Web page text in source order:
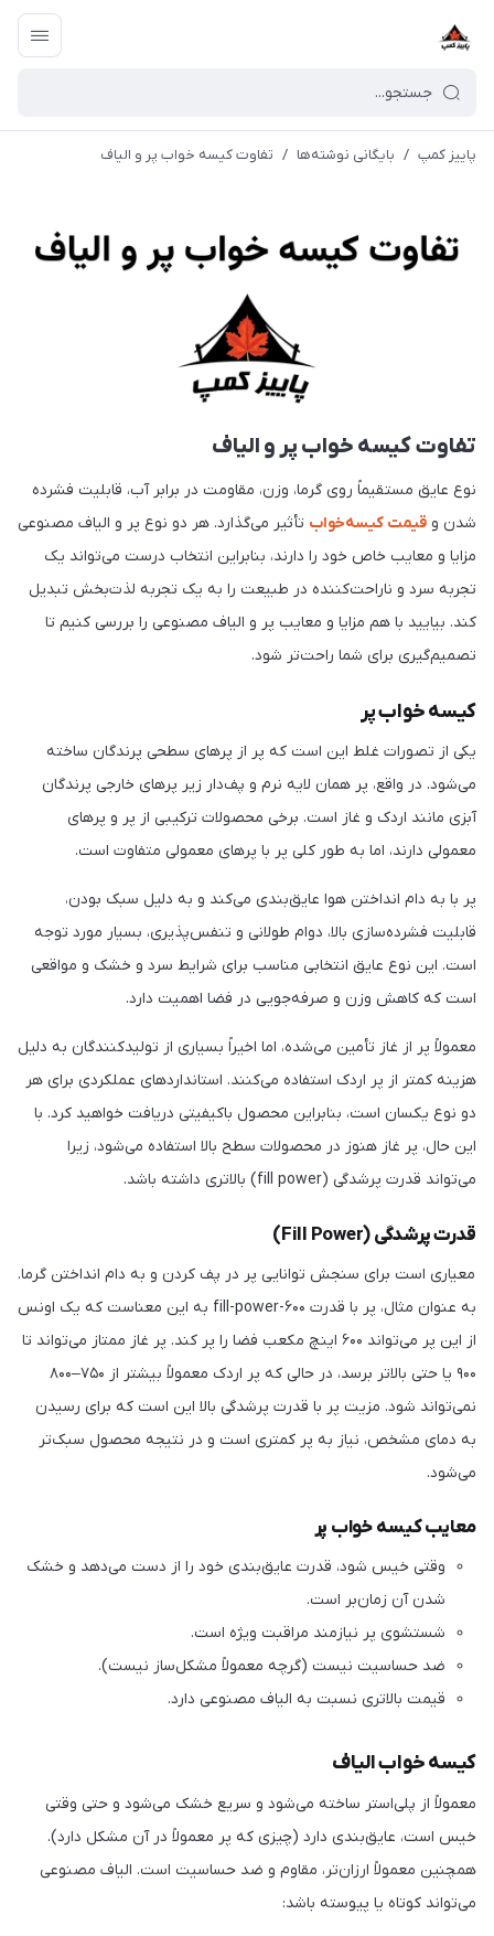
پاییز کمپ / بایگانی نوشته‌ها / تفاوت کیسه خواب پر و الیاف
تفاوت کیسه خواب پر و الیاف
نوع عایق مستقیماً روی گرما، وزن، مقاومت در برابر آب، قابلیت فشرده
شدن و قیمت کیسه‌خواب تأثیر می‌گذارد. هر دو نوع پر و الیاف مصنوعی
مزایا و معایب خاص خود را دارند، بنابراین انتخاب درست می‌تواند یک
تجربه سرد و ناراحت‌کننده در طبیعت را به یک تجربه لذت‌بخش تبدیل
کند. بیایید با هم مزایا و معایب پر و الیاف مصنوعی را بررسی کنیم تا
تصمیم‌گیری برای شما راحت‌تر شود.
کیسه خواب پر
یکی از تصورات غلط این است که پر از پرهای سطحی پرندگان ساخته
می‌شود. در واقع، پر همان لایه نرم و پف‌دار زیر پرهای خارجی پرندگان
آبزی مانند اردک و غاز است. برخی محصولات ترکیبی از پر و پرهای
معمولی دارند، اما به طور کلی پر با پرهای معمولی متفاوت است.
پر با به دام انداختن هوا عایق‌بندی می‌کند و به دلیل سبک بودن،
قابلیت فشرده‌سازی بالا، دوام طولانی و تنفس‌پذیری، بسیار مورد توجه
است. این نوع عایق انتخابی مناسب برای شرایط سرد و خشک و مواقعی
است که کاهش وزن و صرفه‌جویی در فضا اهمیت دارد.
معمولاً پر از غاز تأمین می‌شده، اما اخیراً بسیاری از تولیدکنندگان به دلیل
هزینه کمتر از پر اردک استفاده می‌کنند. استانداردهای عملکردی برای هر
دو نوع یکسان است، بنابراین محصول باکیفیتی دریافت خواهید کرد. با
این حال، پر غاز هنوز در محصولات سطح بالا استفاده می‌شود، زیرا
می‌تواند قدرت پرشدگی (fill power) بالاتری داشته باشد.
قدرت پرشدگی (Fill Power)
معیاری است برای سنجش توانایی پر در پف کردن و به دام انداختن گرما.
به عنوان مثال، پر با قدرت ۶۰۰-fill-power به این معناست که یک اونس
از این پر می‌تواند ۶۰۰ اینچ مکعب فضا را پر کند. پر غاز ممتاز می‌تواند تا
۹۰۰ یا حتی بالاتر برسد، در حالی که پر اردک معمولاً بیشتر از ۷۵۰–۸۰۰
نمی‌تواند شود. مزیت پر با قدرت پرشدگی بالا این است که برای رسیدن
به دمای مشخص، نیاز به پر کمتری است و در نتیجه محصول سبک‌تر
می‌شود.
معایب کیسه خواب پر
وقتی خیس شود، قدرت عایق‌بندی خود را از دست می‌دهد و خشک
شدن آن زمان‌بر است.
شستشوی پر نیازمند مراقبت ویژه است.
ضد حساسیت نیست (گرچه معمولاً مشکل‌ساز نیست).
قیمت بالاتری نسبت به الیاف مصنوعی دارد.
کیسه خواب الیاف
معمولاً از پلی‌استر ساخته می‌شود و سریع خشک می‌شود و حتی وقتی
خیس است، عایق‌بندی دارد (چیزی که پر معمولاً در آن مشکل دارد).
همچنین معمولاً ارزان‌تر، مقاوم و ضد حساسیت است. الیاف مصنوعی
می‌تواند کوتاه یا پیوسته باشد: